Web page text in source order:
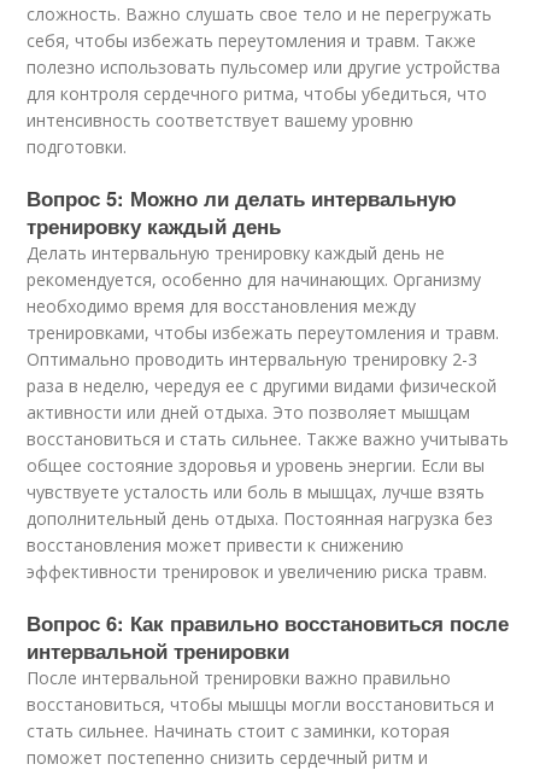
сложность. Важно слушать свое тело и не перегружать
себя, чтобы избежать переутомления и травм. Также
полезно использовать пульсомер или другие устройства
для контроля сердечного ритма, чтобы убедиться, что
интенсивность соответствует вашему уровню
подготовки.
Вопрос 5: Можно ли делать интервальную
тренировку каждый день
Делать интервальную тренировку каждый день не
рекомендуется, особенно для начинающих. Организму
необходимо время для восстановления между
тренировками, чтобы избежать переутомления и травм.
Оптимально проводить интервальную тренировку 2-3
раза в неделю, чередуя ее с другими видами физической
активности или дней отдыха. Это позволяет мышцам
восстановиться и стать сильнее. Также важно учитывать
общее состояние здоровья и уровень энергии. Если вы
чувствуете усталость или боль в мышцах, лучше взять
дополнительный день отдыха. Постоянная нагрузка без
восстановления может привести к снижению
эффективности тренировок и увеличению риска травм.
Вопрос 6: Как правильно восстановиться после
интервальной тренировки
После интервальной тренировки важно правильно
восстановиться, чтобы мышцы могли восстановиться и
стать сильнее. Начинать стоит с заминки, которая
поможет постепенно снизить сердечный ритм и